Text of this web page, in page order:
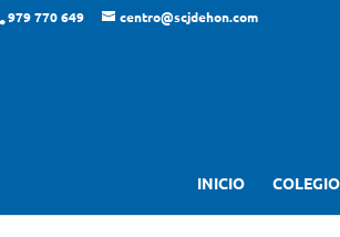
979 770 649 centro@scjdehon.com
INICIO COLEGIO